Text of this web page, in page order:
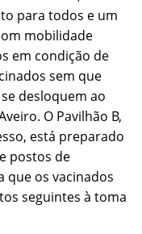
para todos e um
mobilidade
em condição de
sem que
desloquem ao
O Pavilhão B,
está preparado
postos de
que os vacinados
seguintes à toma